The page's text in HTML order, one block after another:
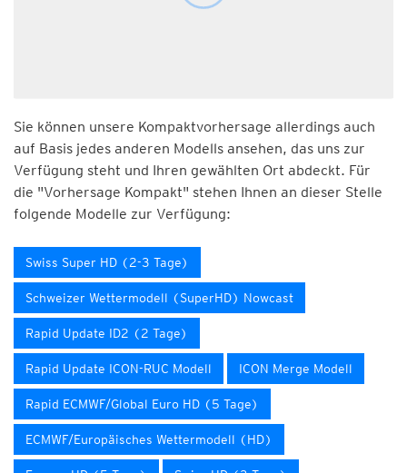
Sie können unsere Kompaktvorhersage allerdings auch
auf Basis jedes anderen Modells ansehen, das uns zur
Verfügung steht und Ihren gewählten Ort abdeckt. Für
die "Vorhersage Kompakt" stehen Ihnen an dieser Stelle
folgende Modelle zur Verfügung:
Swiss Super HD (2-3 Tage)
Schweizer Wettermodell (SuperHD) Nowcast
Rapid Update ID2 (2 Tage)
Rapid Update ICON-RUC Modell ICON Merge Modell
Rapid ECMWF/Global Euro HD (5 Tage)
ECMWF/Europäisches Wettermodell (HD)